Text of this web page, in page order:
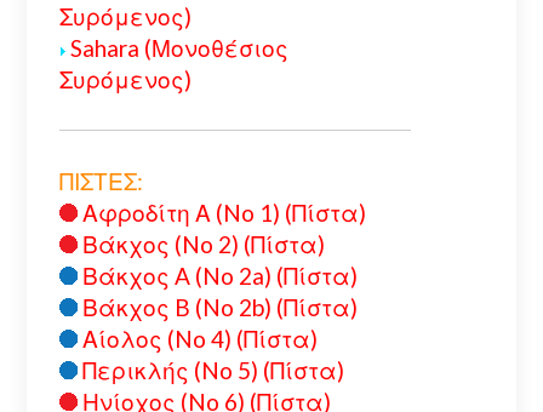
Συρόμενος)
Sahara (Μονοθέσιος
Συρόμενος)
ΠΙΣΤΕΣ:
Αφροδίτη Α (No 1) (Πίστα)
Βάκχος (No 2) (Πίστα)
Βάκχος A (No 2a) (Πίστα)
Βάκχος B (No 2b) (Πίστα)
Αίολος (No 4) (Πίστα)
Περικλής (No 5) (Πίστα)
Ηνίοχος (No 6) (Πίστα)